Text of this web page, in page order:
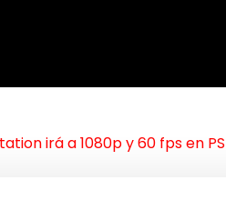
irá a 1080p y 60 fps en